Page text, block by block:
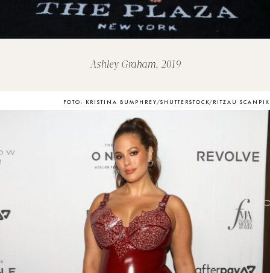
Ashley Graham, 2019
FOTO: KRISTINA BUMPHREY/SHUTTERSTOCK/RITZAU SCANPIX